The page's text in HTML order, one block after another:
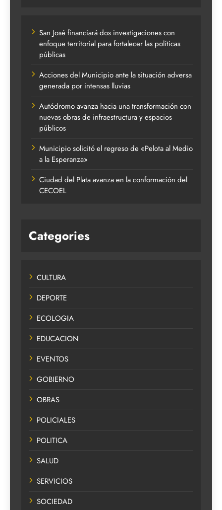
San José financiará dos investigaciones con
enfoque territorial para fortalecer las políticas
públicas
Acciones del Municipio ante la situación adversa
generada por intensas lluvias
Autódromo avanza hacia una transformación con
nuevas obras de infraestructura y espacios
públicos
Municipio solicitó el regreso de «Pelota al Medio
a la Esperanza»
Ciudad del Plata avanza en la conformación del
CECOEL
Categories
CULTURA
DEPORTE
ECOLOGIA
EDUCACION
EVENTOS
GOBIERNO
OBRAS
POLICIALES
POLITICA
SALUD
SERVICIOS
SOCIEDAD